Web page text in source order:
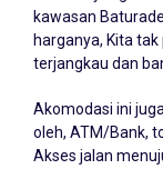
kawasan
harganya, Kita
terjangkau dan
Akomodasi ini
oleh, ATM/Bank,
Akses jalan